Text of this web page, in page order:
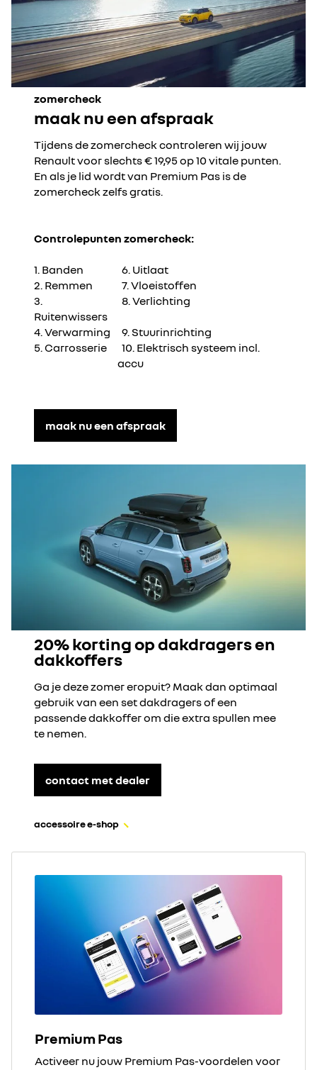
zomercheck
maak nu een afspraak
Tijdens de zomercheck controleren wij jouw
Renault voor slechts € 19,95 op 10 vitale punten.
En als je lid wordt van Premium Pas is de
zomercheck zelfs gratis.
Controlepunten zomercheck:
1. Banden
6. Uitlaat
2. Remmen
7. Vloeistoffen
3.
Ruitenwissers
8. Verlichting
4. Verwarming
9. Stuurinrichting
5. Carrosserie
10. Elektrisch systeem incl.
accu
maak nu een afspraak
20% korting op dakdragers en
dakkoffers
Ga je deze zomer eropuit? Maak dan optimaal
gebruik van een set dakdragers of een
passende dakkoffer om die extra spullen mee
te nemen.
contact met dealer
accessoire e-shop
Premium Pas
Activeer nu jouw Premium Pas-voordelen voor